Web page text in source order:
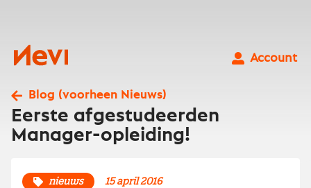
Nevi
Account
Blog (voorheen Nieuws)
Eerste afgestudeerden
Manager-opleiding!
nieuws 15 april 2016